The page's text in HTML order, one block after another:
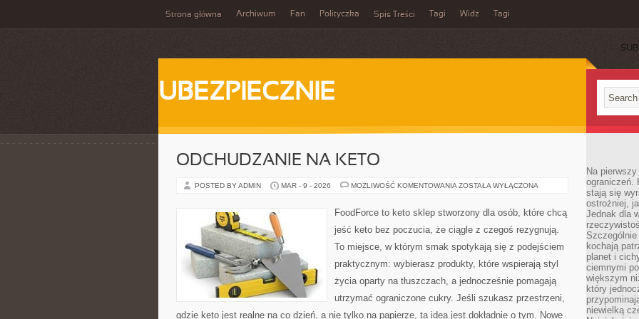
Strona główna Archiwum Fan Polityczka Spis Treści Tagi Widz Tagi
UBEZPIECZNIE
ODCHUDZANIE NA KETO
POSTED BY ADMIN MAR - 9 - 2026 MOŻLIWOŚĆ KOMENTOWANIA ODCHUDZANIE
ZOSTAŁA WYŁĄCZONA
FoodForce to keto sklep stworzony dla osób, które chcą
jeść keto bez poczucia, że ciągle z czegoś rezygnują.
To miejsce, w którym smak spotykają się z podejściem
praktycznym: wybierasz produkty, które wspierają styl
życia oparty na tłuszczach, a jednocześnie pomagają
utrzymać ograniczone cukry. Jeśli szukasz przestrzeni,
gdzie keto jest realne na co dzień, a nie tylko na papierze, ta idea jest dokładnie o tym. Nowe
Na
ograniczeń.
stają się
ostrożniej,
Jednak dla
kochają
planet i
ciemnymi
większym
który
niewielką